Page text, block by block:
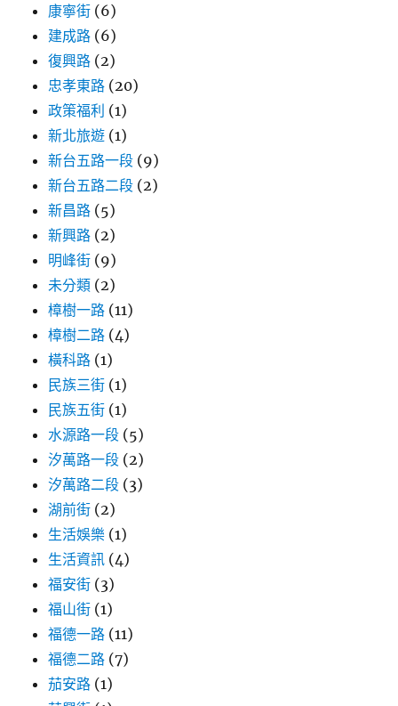
康寧街 (6)
建成路 (6)
復興路 (2)
忠孝東路 (20)
政策福利 (1)
新北旅遊 (1)
新台五路一段 (9)
新台五路二段 (2)
新昌路 (5)
新興路 (2)
明峰街 (9)
未分類 (2)
樟樹一路 (11)
樟樹二路 (4)
橫科路 (1)
民族三街 (1)
民族五街 (1)
水源路一段 (5)
汐萬路一段 (2)
汐萬路二段 (3)
湖前街 (2)
生活娛樂 (1)
生活資訊 (4)
福安街 (3)
福山街 (1)
福德一路 (11)
福德二路 (7)
茄安路 (1)